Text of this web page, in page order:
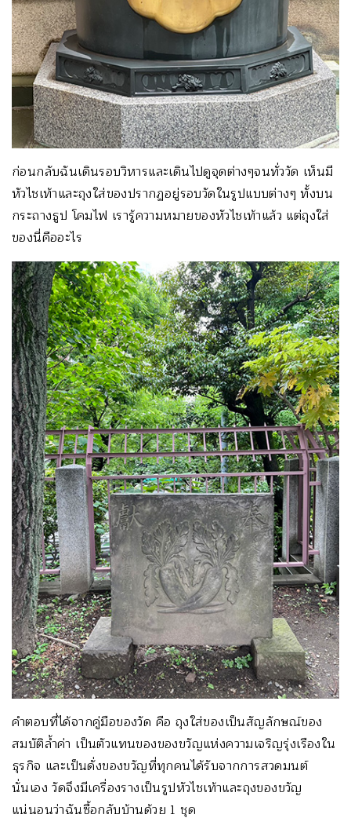
ก่อนกลับฉันเดินรอบวิหารและเดินไปดูจุดต่างๆจนทั่ววัด เห็นมี
หัวไชเท้าและถุงใส่ของปรากฏอยู่รอบวัดในรูปแบบต่างๆ ทั้งบน
กระถางธูป โคมไฟ เรารู้ความหมายของหัวไชเท้าแล้ว แต่ถุงใส่
ของนี่คืออะไร
คำตอบที่ได้จากคู่มือของวัด คือ ถุงใส่ของเป็นสัญลักษณ์ของ
สมบัติล้ำค่า เป็นตัวแทนของของขวัญแห่งความเจริญรุ่งเรืองใน
ธุรกิจ และเป็นดั่งของขวัญที่ทุกคนได้รับจากการสวดมนต์
นั่นเอง วัดจึงมีเครื่องรางเป็นรูปหัวไชเท้าและถุงของขวัญ
แน่นอนว่าฉันซื้อกลับบ้านด้วย 1 ชุด